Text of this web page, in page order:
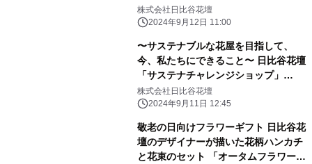
株式会社日比谷花壇
2024年9月12日 11:00
〜サステナブルな花屋を目指して、
今、私たちにできること〜 日比谷花壇
「サステナチャレンジショップ」
Hibiya-Kadan Style 渋谷ヒカリエ
ShinQs店内に 9月11日（水）から25
株式会社日比谷花壇
2024年9月11日 12:45
敬老の日向けフラワーギフト 日比谷花
壇のデザイナーが描いた花柄ハンカチ
と花束のセット 「オータムフラワーシ